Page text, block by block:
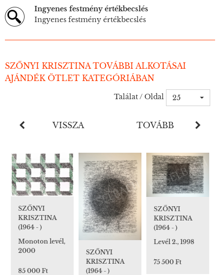
Ingyenes festmény értékbecslés
Ingyenes festmény értékbecslés
SZŐNYI KRISZTINA TOVÁBBI ALKOTÁSAI
AJÁNDÉK ÖTLET KATEGÓRIÁBAN
Találat / Oldal 25
VISSZA TOVÁBB
SZŐNYI
KRISZTINA
(1964 - )
Monoton levél,
2000
85 000 Ft
SZŐNYI
KRISZTINA
(1964 - )
SZŐNYI
KRISZTINA
(1964 - )
Levél 2., 1998
75 500 Ft